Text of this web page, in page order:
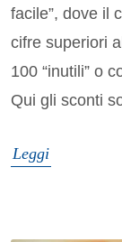
facile”, dove il
cifre superiori
100 “inutili” o
Qui gli sconti
Leggi